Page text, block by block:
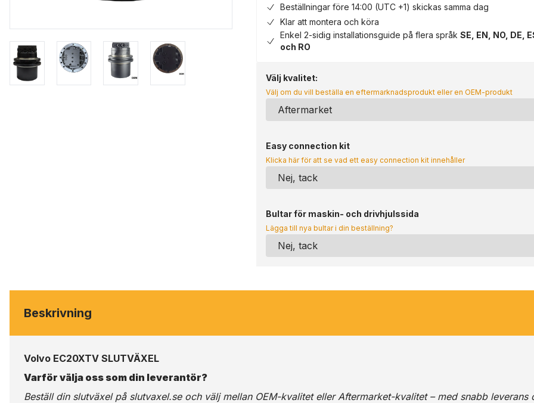
Beställningar före 14:00 (UTC +1) skickas samma dag
Klar att montera och köra
Enkel 2-sidig installationsguide på flera språk SE, EN, NO, DE,
och RO
Välj kvalitet:
Välj om du vill beställa en eftermarknadsprodukt eller en OEM-produkt
Easy connection kit
Klicka här för att se vad ett easy connection kit innehåller
Bultar för maskin- och drivhjulssida
Lägga till nya bultar i din beställning?
Beskrivning
Volvo EC20XTV SLUTVÄXEL
Varför välja oss som din leverantör?
Beställ din slutväxel på slutvaxel.seoch välj mellan OEM-kvalitet eller Aftermarket-kvalitet – med snabb leverans